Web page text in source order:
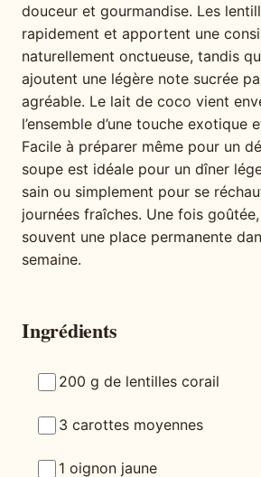
douceur et gourmandise. Les
rapidement et apportent une
naturellement onctueuse, tandis
ajoutent une légère note sucrée
agréable. Le lait de coco vient
l’ensemble d’une touche exotique
Facile à préparer même pour un
soupe est idéale pour un dîner
sain ou simplement pour se
journées fraîches. Une fois
souvent une place permanente
semaine.
Ingrédients
200 g de lentilles corail
3 carottes moyennes
1 oignon jaune